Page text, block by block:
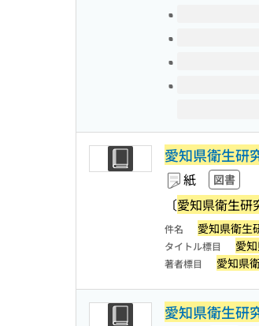
愛知県衛生研
紙 図書
〔愛知県衛生研
件名 愛知県衛生
タイトル標目 愛
著者標目 愛知県
愛知県衛生研